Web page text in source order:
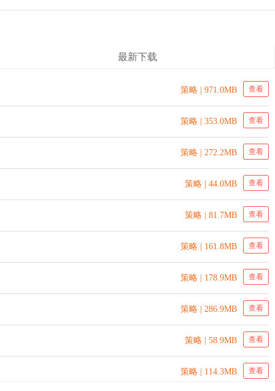
最新下载
策略 | 971.0MB 查看
策略 | 353.0MB 查看
策略 | 272.2MB 查看
策略 | 44.0MB 查看
策略 | 81.7MB 查看
策略 | 161.8MB 查看
策略 | 178.9MB 查看
策略 | 286.9MB 查看
策略 | 58.9MB 查看
策略 | 114.3MB 查看